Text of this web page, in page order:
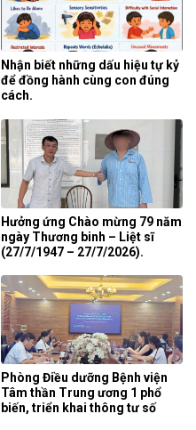
Nhận biết những dấu hiệu tự kỷ
để đồng hành cùng con đúng
cách.
Hưởng ứng Chào mừng 79 năm
ngày Thương binh – Liệt sĩ
(27/7/1947 – 27/7/2026).
Phòng Điều dưỡng Bệnh viện
Tâm thần Trung ương 1 phổ
biến, triển khai thông tư số